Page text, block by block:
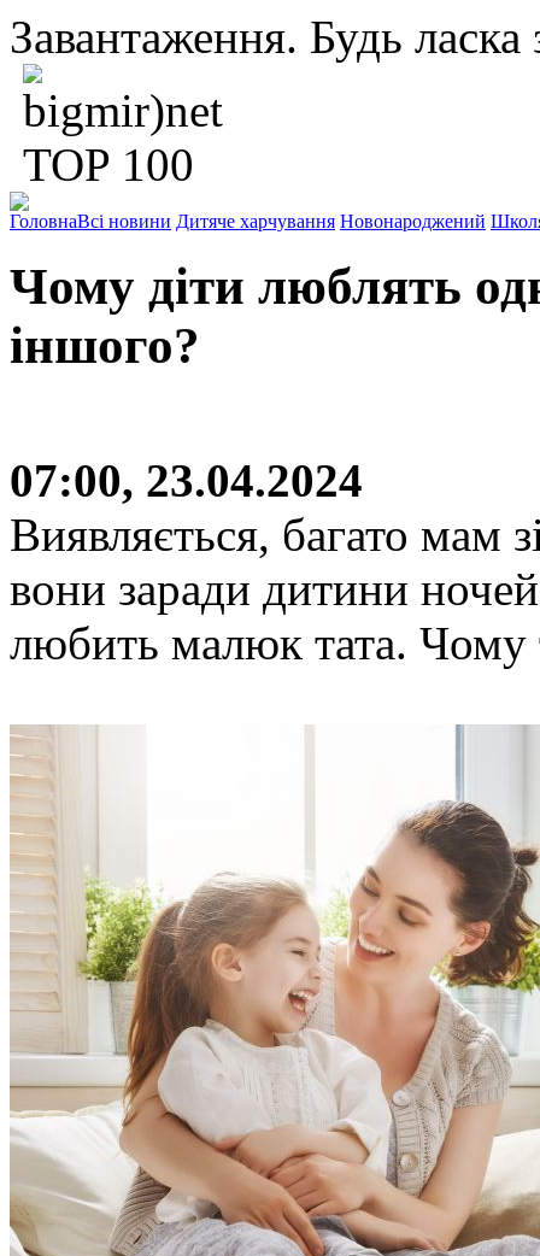
Завантаження. Будь ласка
ГоловнаВсі новини Дитяче харчування Новонароджений
Чому діти люблять
іншого?
07:00, 23.04.2024
Виявляється, багато мам
вони заради дитини
любить малюк тата. Чому